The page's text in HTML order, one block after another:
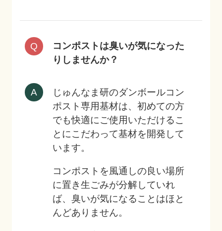
コンポストは臭いが気になった
りしませんか？
じゅんなま研のダンボールコン
ポスト専用基材は、初めての方
でも快適にご使用いただけるこ
とにこだわって基材を開発して
います。
コンポストを風通しの良い場所
に置き生ごみが分解していれ
ば、臭いが気になることはほと
んどありません。